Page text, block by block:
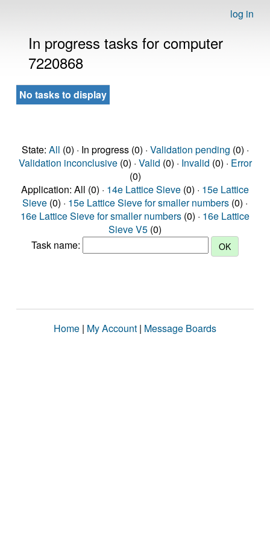
log in
In progress tasks for computer
7220868
No tasks to display
State: All (0) · In progress (0) · Validation pending (0) ·
Validation inconclusive(0) · Valid (0) · Invalid (0) · Error
(0)
Application: All (0) · 14e Lattice Sieve (0) · 15e Lattice
Sieve (0) · 15e Lattice Sieve for smaller numbers (0) ·
16e Lattice Sieve for smaller numbers (0) · 16e Lattice
Sieve V5 (0)
Task name:
Home | My Account | Message Boards